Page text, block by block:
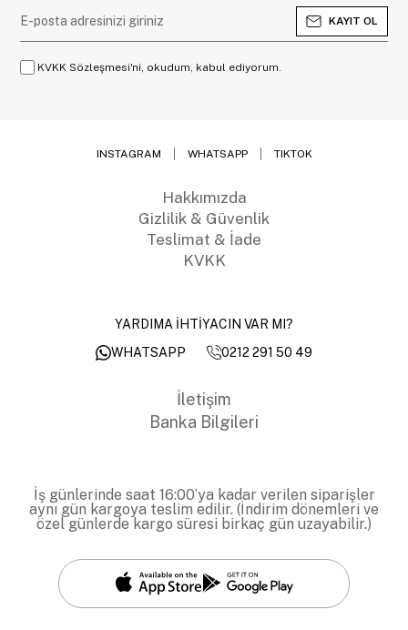
KAYIT OL
KVKK Sözleşmesi'ni, okudum, kabul ediyorum.
INSTAGRAM WHATSAPP TIKTOK
Hakkımızda
Gizlilik & Güvenlik
Teslimat & İade
KVKK
YARDIMA İHTİYACIN VAR MI?
WHATSAPP
0212 291 50 49
İletişim
Banka Bilgileri
İş günlerinde saat 16:00’ya kadar verilen siparişler
aynı gün kargoya teslim edilir. (İndirim dönemleri ve
özel günlerde kargo süresi birkaç gün uzayabilir.)